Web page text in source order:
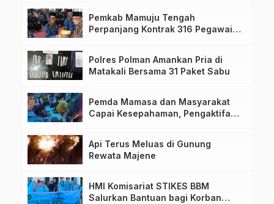
Pemkab Mamuju Tengah
Perpanjang Kontrak 316 Pegawai
Polres Polman Amankan Pria di
Matakali Bersama 31 Paket Sabu
Pemda Mamasa dan Masyarakat
Capai Kesepahaman, Pengaktifan
Api Terus Meluas di Gunung
Rewata Majene
HMI Komisariat STIKES BBM
Salurkan Bantuan bagi Korban